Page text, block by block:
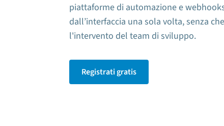
piattaforme di automazione e
dall’interfaccia una sola volta, senza
l'intervento del team di sviluppo.
Registrati gratis